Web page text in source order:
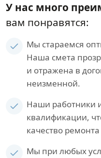
У нас много
вам понравятся:
Мы стараемся
Наша смета
и отражена в
неизменной.
Наши работники
квалификации,
качество ремонта
Мы при любых